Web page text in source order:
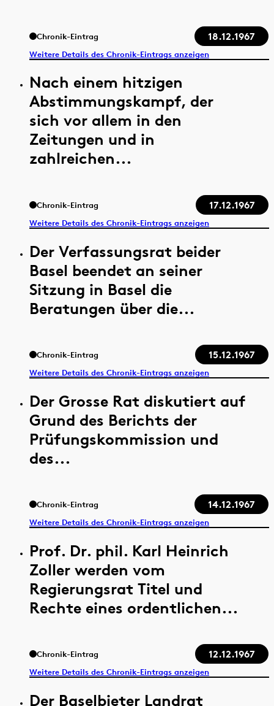
Chronik-Eintrag 18.12.1967
Weitere Details des Chronik-Eintrags anzeigen
Nach einem hitzigen
Abstimmungskampf, der
sich vor allem in den
Zeitungen und in
zahlreichen...
Chronik-Eintrag 17.12.1967
Weitere Details des Chronik-Eintrags anzeigen
Der Verfassungsrat beider
Basel beendet an seiner
Sitzung in Basel die
Beratungen über die...
Chronik-Eintrag 15.12.1967
Weitere Details des Chronik-Eintrags anzeigen
Der Grosse Rat diskutiert auf
Grund des Berichts der
Prüfungskommission und
des...
Chronik-Eintrag 14.12.1967
Weitere Details des Chronik-Eintrags anzeigen
Prof. Dr. phil. Karl Heinrich
Zoller werden vom
Regierungsrat Titel und
Rechte eines ordentlichen...
Chronik-Eintrag 12.12.1967
Weitere Details des Chronik-Eintrags anzeigen
Der Baselbieter Landrat